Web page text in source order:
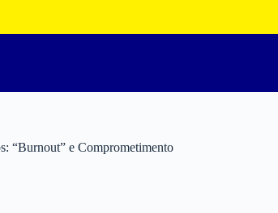
“Burnout” e Comprometimento